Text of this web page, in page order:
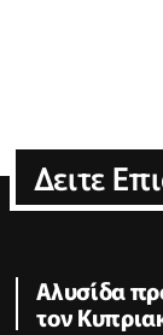
Δειτε
Αλυσίδα
τον